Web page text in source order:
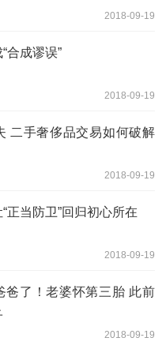
2018-09-19
合成谬误”
2018-09-19
二手奢侈品交易如何破解
2018-09-19
正当防卫”回归初心所在
2018-09-19
爸了！老婆怀第三胎 此前
2018-09-19